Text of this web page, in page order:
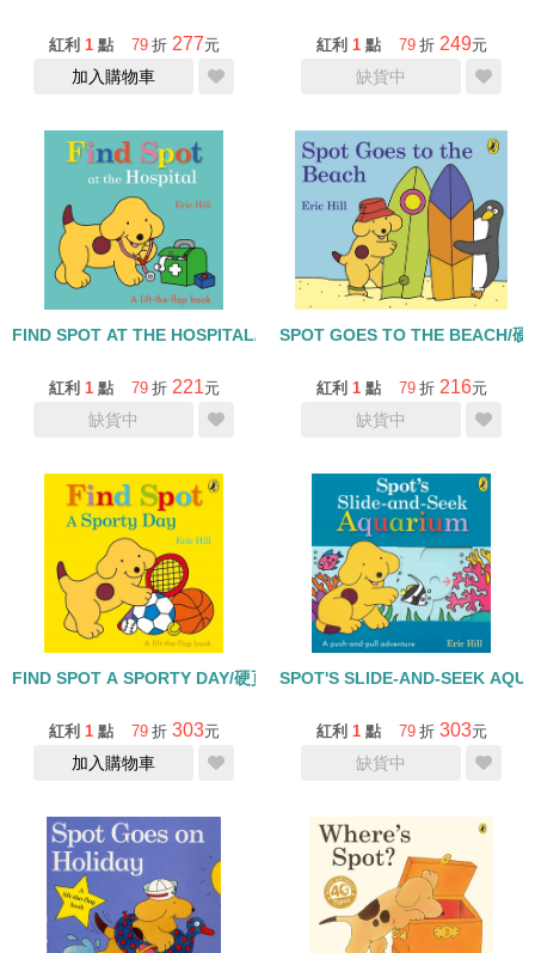
紅利 1 點 79 折 277元
加入購物車
紅利 1 點 79 折 249元
缺貨中
FIND SPOT AT THE HOSPITAL/硬頁翻翻書
紅利 1 點 79 折 221元
缺貨中
SPOT GOES TO THE BEACH/硬
紅利 1 點 79 折 216元
缺貨中
FIND SPOT A SPORTY DAY/硬頁書/良好健康
紅利 1 點 79 折 303元
加入購物車
SPOT'S SLIDE-AND-SEEK
紅利 1 點 79 折 303元
缺貨中